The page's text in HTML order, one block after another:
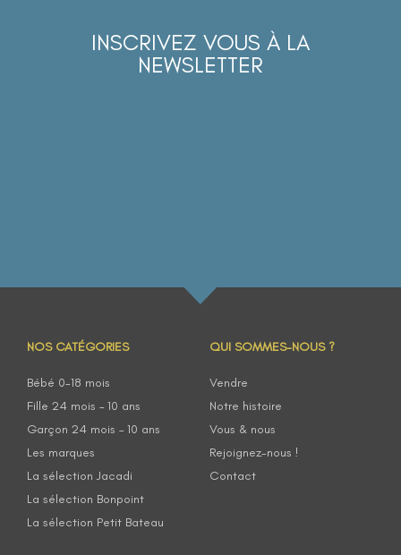
INSCRIVEZ VOUS À LA
NEWSLETTER
NOS CATÉGORIES
Bébé 0-18 mois
Fille 24 mois – 10 ans
Garçon 24 mois – 10 ans
Les marques
La sélection Jacadi
La sélection Bonpoint
La sélection Petit Bateau
QUI SOMMES-NOUS ?
Vendre
Notre histoire
Vous & nous
Rejoignez-nous !
Contact